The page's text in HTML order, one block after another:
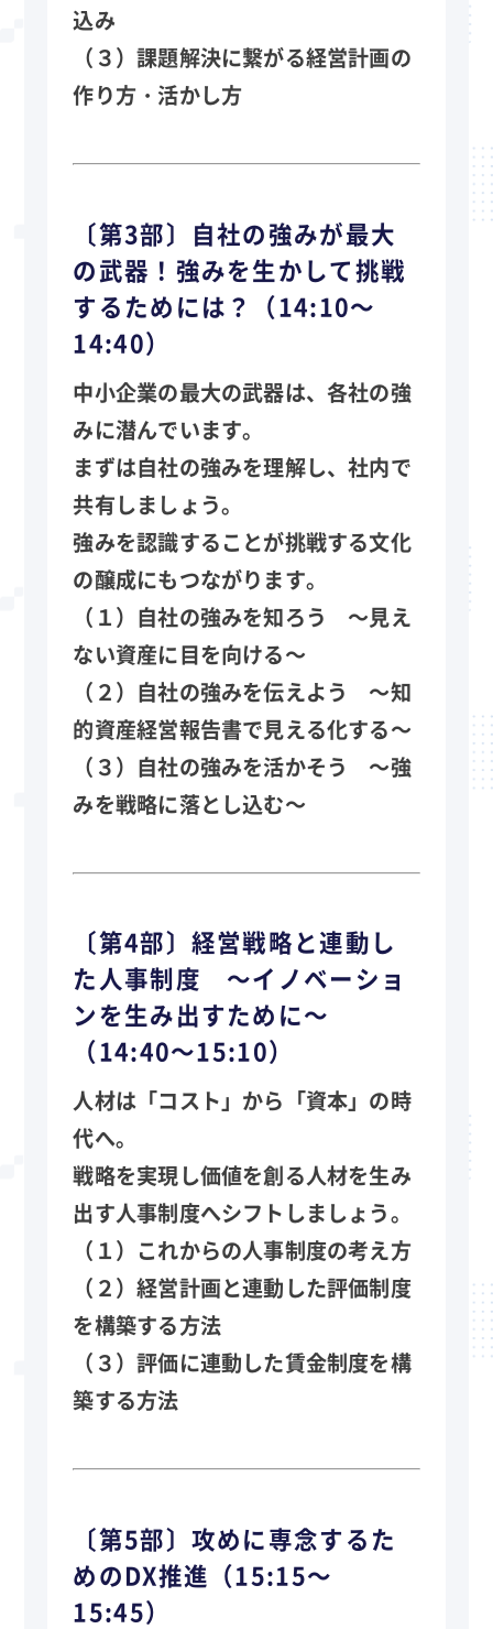
込み
（３）課題解決に繋がる経営計画の
作り方・活かし方
〔第3部〕自社の強みが最大
の武器！強みを生かして挑戦
するためには？（14:10～
14:40）
中小企業の最大の武器は、各社の強
みに潜んでいます。
まずは自社の強みを理解し、社内で
共有しましょう。
強みを認識することが挑戦する文化
の醸成にもつながります。
（１）自社の強みを知ろう ～見え
ない資産に目を向ける～
（２）自社の強みを伝えよう ～知
的資産経営報告書で見える化する～
（３）自社の強みを活かそう ～強
みを戦略に落とし込む～
〔第4部〕経営戦略と連動し
た人事制度 ～イノベーショ
ンを生み出すために～
（14:40～15:10）
人材は「コスト」から「資本」の時
代へ。
戦略を実現し価値を創る人材を生み
出す人事制度へシフトしましょう。
（１）これからの人事制度の考え方
（２）経営計画と連動した評価制度
を構築する方法
（３）評価に連動した賃金制度を構
築する方法
〔第5部〕攻めに専念するた
めのDX推進（15:15～
15:45）